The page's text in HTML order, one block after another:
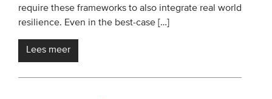
require these frameworks to also integrate real world
resilience. Even in the best-case […]
Lees meer